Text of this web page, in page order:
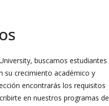
buscamos estudiantes
su crecimiento académico y
encontrarás los requisitos
en nuestros programas de